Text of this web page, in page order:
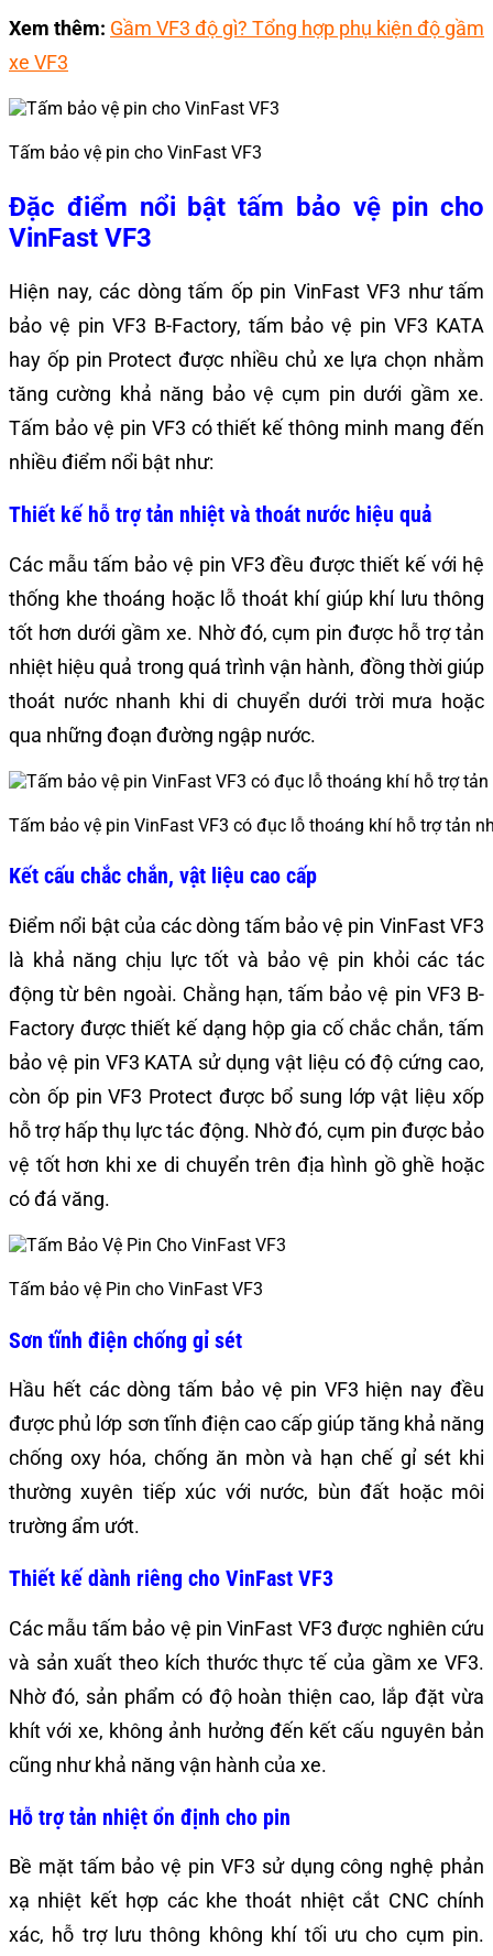
Xem thêm: Gầm VF3 độ gì? Tổng hợp phụ kiện độ gầm
xe VF3
Tấm bảo vệ pin cho VinFast VF3
Đặc điểm nổi bật tấm bảo vệ pin cho
VinFast VF3
Hiện nay, các dòng tấm ốp pin VinFast VF3 như tấm
bảo vệ pin VF3 B-Factory, tấm bảo vệ pin VF3 KATA
hay ốp pin Protect được nhiều chủ xe lựa chọn nhằm
tăng cường khả năng bảo vệ cụm pin dưới gầm xe.
Tấm bảo vệ pin VF3 có thiết kế thông minh mang đến
nhiều điểm nổi bật như:
Thiết kế hỗ trợ tản nhiệt và thoát nước hiệu quả
Các mẫu tấm bảo vệ pin VF3 đều được thiết kế với hệ
thống khe thoáng hoặc lỗ thoát khí giúp khí lưu thông
tốt hơn dưới gầm xe. Nhờ đó, cụm pin được hỗ trợ tản
nhiệt hiệu quả trong quá trình vận hành, đồng thời giúp
thoát nước nhanh khi di chuyển dưới trời mưa hoặc
qua những đoạn đường ngập nước.
Tấm bảo vệ pin VinFast VF3 có đục lỗ thoáng khí hỗ trợ tản
Kết cấu chắc chắn, vật liệu cao cấp
Điểm nổi bật của các dòng tấm bảo vệ pin VinFast VF3
là khả năng chịu lực tốt và bảo vệ pin khỏi các tác
động từ bên ngoài. Chằng hạn, tấm bảo vệ pin VF3 B-
Factory được thiết kế dạng hộp gia cố chắc chắn, tấm
bảo vệ pin VF3 KATA sử dụng vật liệu có độ cứng cao,
còn ốp pin VF3 Protect được bổ sung lớp vật liệu xốp
hỗ trợ hấp thụ lực tác động. Nhờ đó, cụm pin được bảo
vệ tốt hơn khi xe di chuyển trên địa hình gồ ghề hoặc
có đá văng.
Tấm bảo vệ Pin cho VinFast VF3
Sơn tĩnh điện chống gỉ sét
Hầu hết các dòng tấm bảo vệ pin VF3 hiện nay đều
được phủ lớp sơn tĩnh điện cao cấp giúp tăng khả năng
chống oxy hóa, chống ăn mòn và hạn chế gỉ sét khi
thường xuyên tiếp xúc với nước, bùn đất hoặc môi
trường ẩm ướt.
Thiết kế dành riêng cho VinFast VF3
Các mẫu tấm bảo vệ pin VinFast VF3 được nghiên cứu
và sản xuất theo kích thước thực tế của gầm xe VF3.
Nhờ đó, sản phẩm có độ hoàn thiện cao, lắp đặt vừa
khít với xe, không ảnh hưởng đến kết cấu nguyên bản
cũng như khả năng vận hành của xe.
Hỗ trợ tản nhiệt ổn định cho pin
Bề mặt tấm bảo vệ pin VF3 sử dụng công nghệ phản
xạ nhiệt kết hợp các khe thoát nhiệt cắt CNC chính
xác, hỗ trợ lưu thông không khí tối ưu cho cụm pin.